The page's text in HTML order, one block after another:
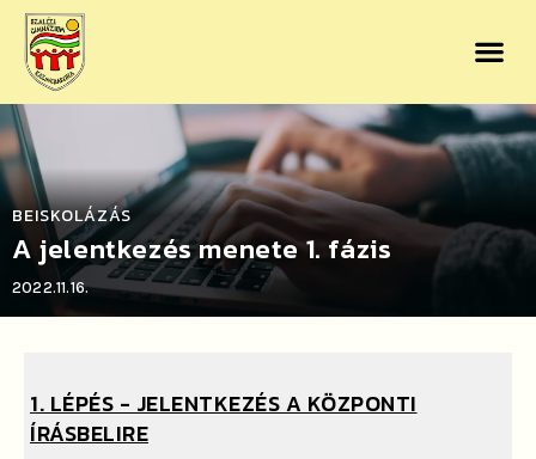
BEISKOLÁZÁS
A jelentkezés menete 1. fázis
2022.11.16.
1. LÉPÉS - JELENTKEZÉS A KÖZPONTI
ÍRÁSBELIRE